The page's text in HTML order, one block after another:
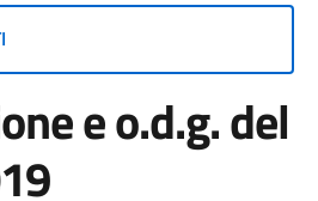
e o.d.g. del